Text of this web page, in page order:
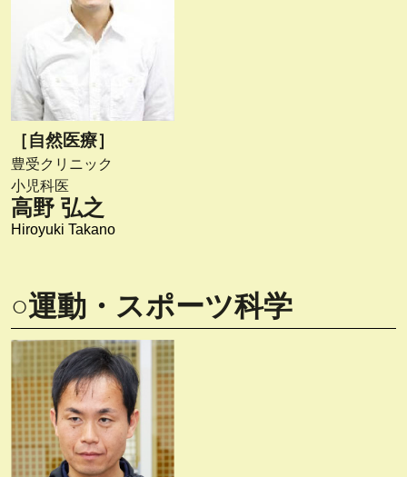
［自然医療］
豊受クリニック
小児科医
高野 弘之
Hiroyuki Takano
○運動・スポーツ科学